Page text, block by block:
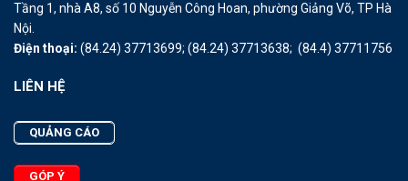
Tầng 1, nhà A8, số 10 Nguyễn Công Hoan, phường Giảng Võ, TP Hà
Nội.
Điện thoại: (84.24) 37713699; (84.24) 37713638; (84.4) 37711756
LIÊN HỆ
QUẢNG CÁO
GÓP Ý